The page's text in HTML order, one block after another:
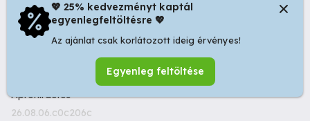
© 2026 Startapró S.R.L. | Bulevardul Dacia nr 34, Oradea
410346, Romania | Tax ID: RO44483373 -
Ingyenes
Apróhirdetés
26.08.06.c0c206c
💖 25% kedvezményt kaptál
egyenlegfeltöltésre 💖
Az ajánlat csak korlátozott ideig érvényes!
Egyenleg feltöltése